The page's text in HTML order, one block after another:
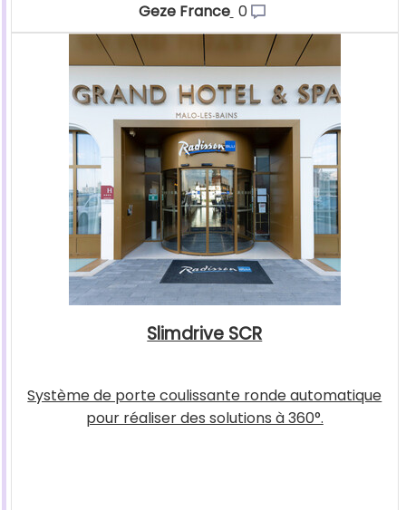
Geze France 0
Slimdrive SCR
Système de porte coulissante ronde automatique
pour réaliser des solutions à 360°.